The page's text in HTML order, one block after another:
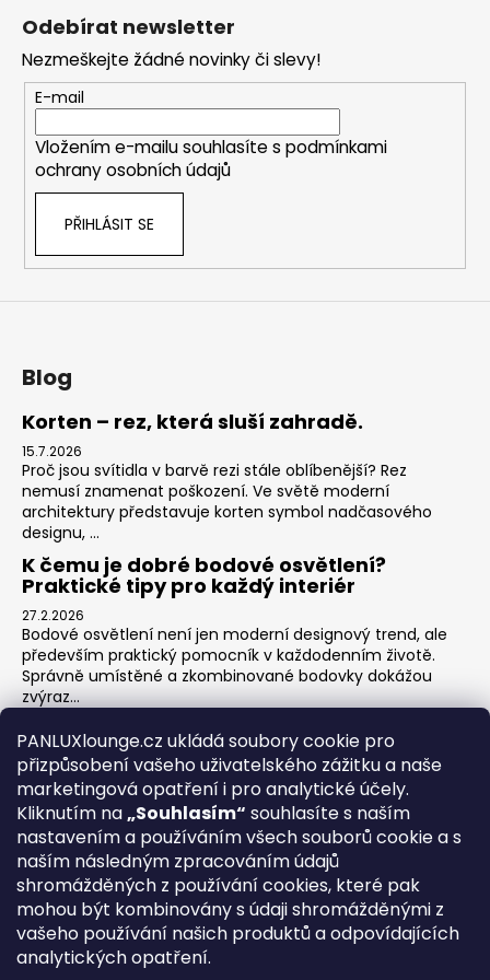
PANLUXlounge.cz ukládá soubory cookie pro
přizpůsobení vašeho uživatelského zážitku a naše
marketingová opatření i pro analytické účely.
Kliknutím na„Souhlasím“ souhlasíte s naším
nastavením a používáním všech souborů cookie a s
naším následným zpracováním údajů
shromážděných z používání cookies, které pak
mohou být kombinovány s údaji shromážděnými z
vašeho používání našich produktů a odpovídajících
analytických opatření.
Odebírat newsletter
Nezmeškejte žádné novinky či slevy!
E-mail
Vložením e-mailu souhlasíte s podmínkami
ochrany osobních údajů
PŘIHLÁSIT SE
Blog
Korten – rez, která sluší zahradě.
15.7.2026
Proč jsou svítidla v barvě rezi stále oblíbenější? Rez
nemusí znamenat poškození. Ve světě moderní
architektury představuje korten symbol nadčasového
designu, ...
K čemu je dobré bodové osvětlení?
Praktické tipy pro každý interiér
27.2.2026
Bodové osvětlení není jen moderní designový trend, ale
především praktický pomocník v každodenním životě.
Správně umístěné a zkombinované bodovky dokážou
zvýraz...
Jak na zónové osvětlení v obýváku?
3.2.2026
Obývací pokoj je srdcem domova – místo pro relaxaci,
sledování televize, hraní her s dětmi, posezení s přáteli i
klidné chvíle s knihou. Každá z těchto aktivit ...
O nás Kontakty Obchodní podmínky Vrácení zboží
REGISTRACE